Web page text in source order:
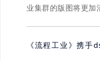
业集群的版图将更加
《流程工业》携手